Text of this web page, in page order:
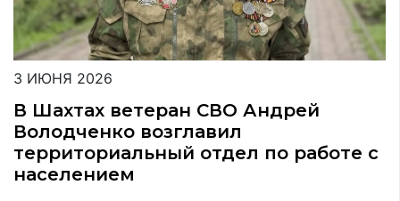
3 ИЮНЯ 2026
В Шахтах ветеран СВО Андрей
Володченко возглавил
территориальный отдел по работе с
населением